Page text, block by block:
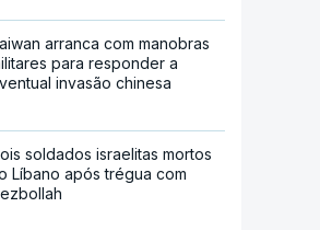
arranca com manobras
para responder a
invasão chinesa
soldados israelitas mortos
Líbano após trégua com